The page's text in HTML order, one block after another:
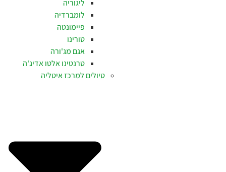
ליגוריה
לומברדיה
פיימונטה
טורינו
אגם מג'ורה
טרנטינו אלטו אדיג'ה
טיולים למרכז איטליה